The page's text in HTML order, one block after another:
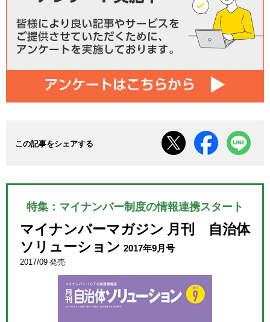
この記事をシェアする
特集：マイナンバー制度の情報連携スタート
マイナンバーマガジン 月刊 自治体
ソリューション 2017年9月号
2017/09 発売